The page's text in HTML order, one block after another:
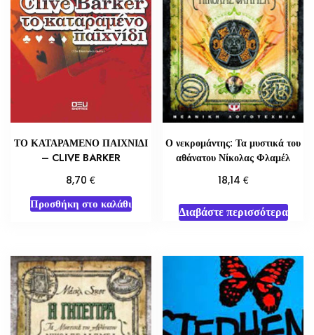
ΤΟ ΚΑΤΑΡΑΜΕΝΟ ΠΑΙΧΝΙΔΙ
– CLIVE BARKER
8,70€
Προσθήκη στο καλάθι
Ο νεκρομάντης: Τα μυστικά του
αθάνατου Νίκολας Φλαμέλ
18,14 €
Διαβάστε περισσότερα